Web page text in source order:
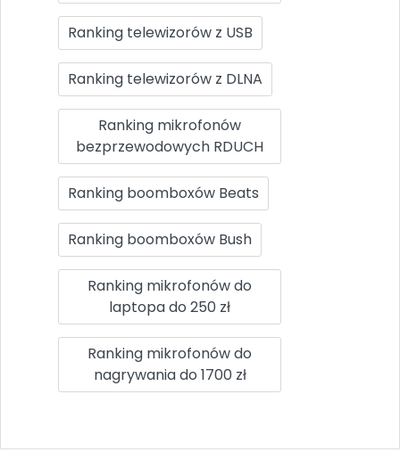
Ranking telewizorów z USB
Ranking telewizorów z DLNA
Ranking mikrofonów
bezprzewodowych RDUCH
Ranking boomboxów Beats
Ranking boomboxów Bush
Ranking mikrofonów do
laptopa do 250 zł
Ranking mikrofonów do
nagrywania do 1700 zł